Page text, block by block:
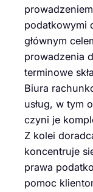
podatkowymi
głównym
prowadzenia
terminowe
Biura
usług, w tym
czyni je
Z kolei
koncentruje
prawa
pomoc